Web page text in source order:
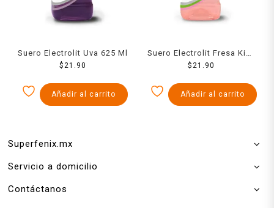
Suero Electrolit Uva 625 Ml
$21.90
Añadir al carrito
Suero Electrolit Fresa Kiwi
625 Ml
$21.90
Añadir al carrito
Superfenix.mx
Servicio a domicilio
Contáctanos